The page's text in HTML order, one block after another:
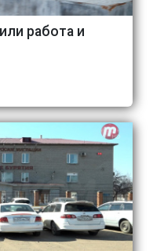
работа и